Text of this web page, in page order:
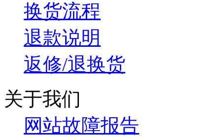
换货流程
退款说明
返修/退换货
关于我们
网站故障报告